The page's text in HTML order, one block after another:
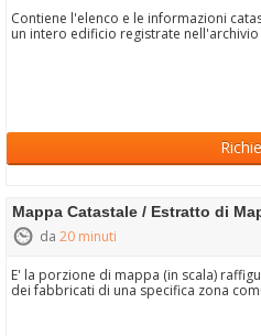
Contiene l'elenco e le informazioni
un intero edificio registrate nell'archivio
Mappa Catastale / Estratto di
da 20 minuti
E' la porzione di mappa (in scala)
dei fabbricati di una specifica zona